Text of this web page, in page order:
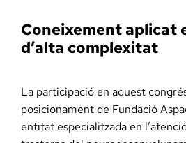
Coneixement aplicat
d’alta complexitat
La participació en aquest
posicionament de Fundació
entitat especialitzada en